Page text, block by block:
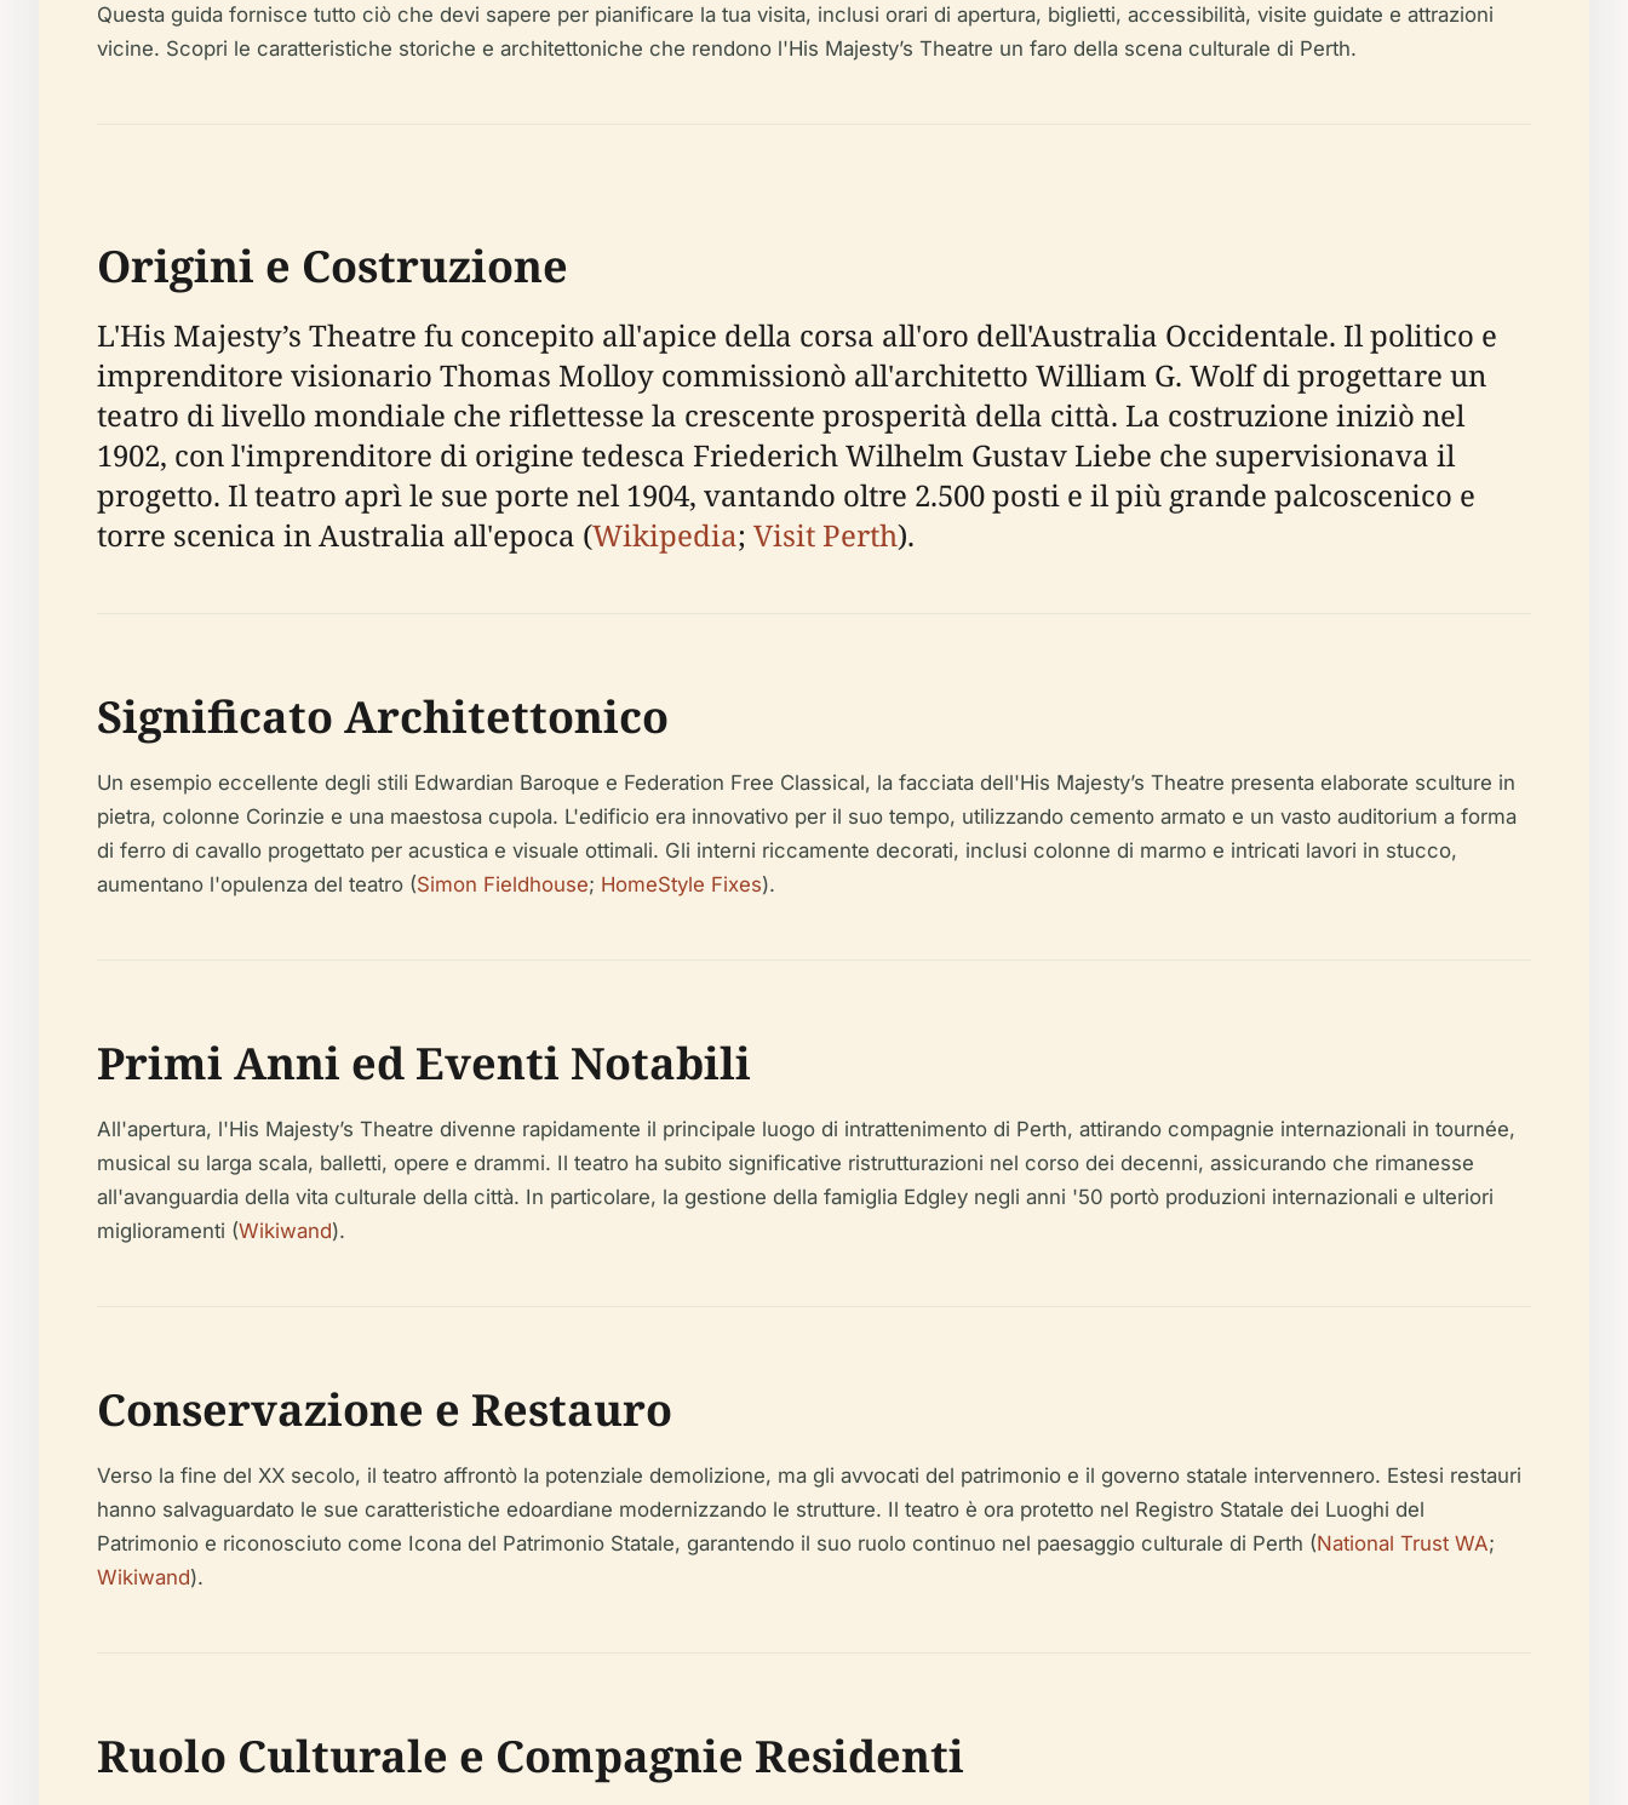
Questa guida fornisce tutto ciò che devi sapere per pianificare la tua visita, inclusi orari di apertura, biglietti, accessibilità, visite guidate e attrazioni
vicine. Scopri le caratteristiche storiche e architettoniche che rendono l'His Majesty’s Theatre un faro della scena culturale di Perth.
Origini e Costruzione
L'His Majesty’s Theatre fu concepito all'apice della corsa all'oro dell'Australia Occidentale. Il politico e
imprenditore visionario Thomas Molloy commissionò all'architetto William G. Wolf di progettare un
teatro di livello mondiale che riflettesse la crescente prosperità della città. La costruzione iniziò nel
1902, con l'imprenditore di origine tedesca Friederich Wilhelm Gustav Liebe che supervisionava il
progetto. Il teatro aprì le sue porte nel 1904, vantando oltre 2.500 posti e il più grande palcoscenico e
torre scenica in Australia all'epoca (Wikipedia; Visit Perth).
Significato Architettonico
Un esempio eccellente degli stili Edwardian Baroque e Federation Free Classical, la facciata dell'His Majesty’s Theatre presenta elaborate sculture in
pietra, colonne Corinzie e una maestosa cupola. L'edificio era innovativo per il suo tempo, utilizzando cemento armato e un vasto auditorium a forma
di ferro di cavallo progettato per acustica e visuale ottimali. Gli interni riccamente decorati, inclusi colonne di marmo e intricati lavori in stucco,
aumentano l'opulenza del teatro (Simon Fieldhouse; HomeStyle Fixes).
Primi Anni ed Eventi Notabili
All'apertura, l'His Majesty’s Theatre divenne rapidamente il principale luogo di intrattenimento di Perth, attirando compagnie internazionali in tournée,
musical su larga scala, balletti, opere e drammi. Il teatro ha subito significative ristrutturazioni nel corso dei decenni, assicurando che rimanesse
all'avanguardia della vita culturale della città. In particolare, la gestione della famiglia Edgley negli anni '50 portò produzioni internazionali e ulteriori
miglioramenti (Wikiwand).
Conservazione e Restauro
Verso la fine del XX secolo, il teatro affrontò la potenziale demolizione, ma gli avvocati del patrimonio e il governo statale intervennero. Estesi restauri
hanno salvaguardato le sue caratteristiche edoardiane modernizzando le strutture. Il teatro è ora protetto nel Registro Statale dei Luoghi del
Patrimonio e riconosciuto come Icona del Patrimonio Statale, garantendo il suo ruolo continuo nel paesaggio culturale di Perth (National Trust WA;
Wikiwand).
Ruolo Culturale e Compagnie Residenti